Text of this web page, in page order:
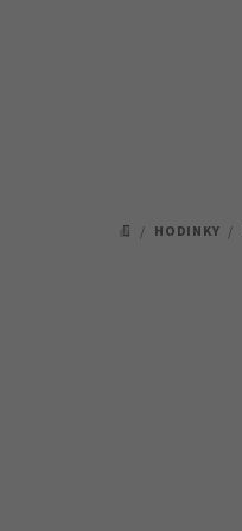
DOMOV
/ HODINKY /